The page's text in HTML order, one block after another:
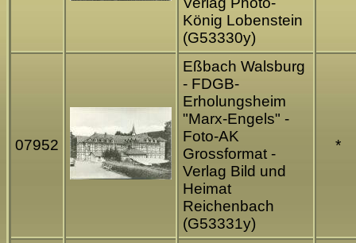
König Lobenstein
(G53330y)
07952
Eßbach Walsburg
- FDGB-
Erholungsheim
"Marx-Engels" -
Foto-AK
Grossformat -
Verlag Bild und
Heimat
Reichenbach
(G53331y)
*